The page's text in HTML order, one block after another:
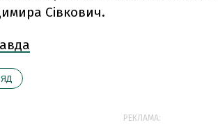
Сівкович.
РЕКЛАМА: